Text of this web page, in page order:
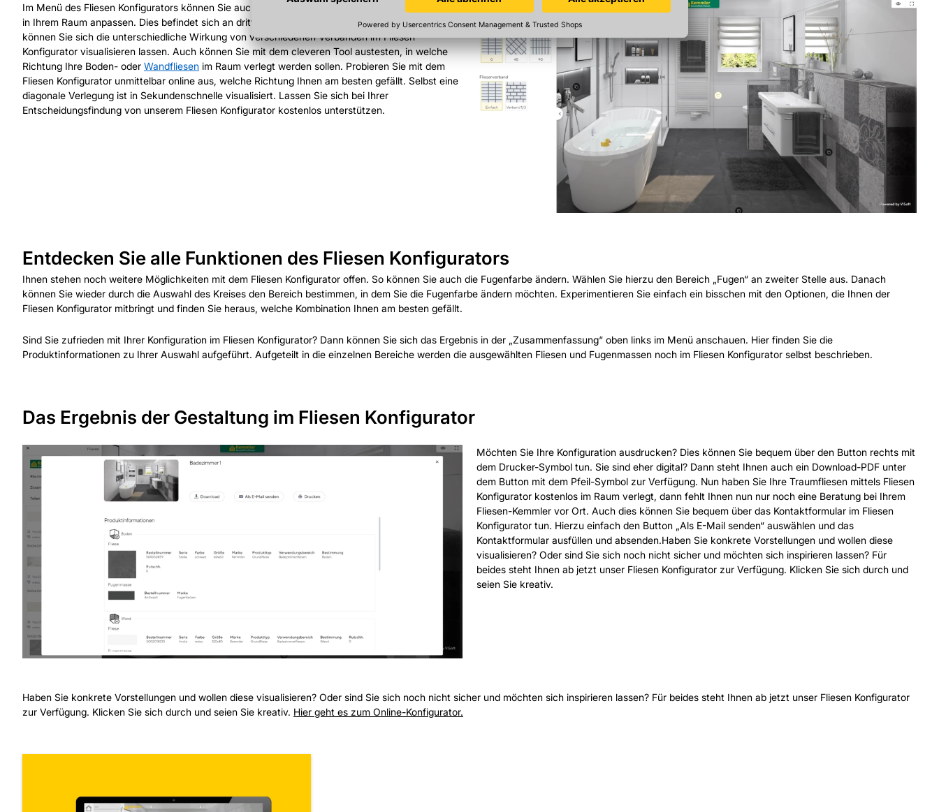
Im Menü des Fliesen Konfigurators können Sie auch den „Verfliesungswinkel und Fliesenverband“
in Ihrem Raum anpassen. Dies befindet sich an dritter Stelle im Bereich „Optionen“. Dadurch
können Sie sich die unterschiedliche Wirkung von verschiedenen Verbänden im Fliesen
Konfigurator visualisieren lassen. Auch können Sie mit dem cleveren Tool austesten, in welche
Richtung Ihre Boden- oder Wandfliesen im Raum verlegt werden sollen. Probieren Sie mit dem
Fliesen Konfigurator unmittelbar online aus, welche Richtung Ihnen am besten gefällt. Selbst eine
diagonale Verlegung ist in Sekundenschnelle visualisiert. Lassen Sie sich bei Ihrer
Entscheidungsfindung von unserem Fliesen Konfigurator kostenlos unterstützen.
Entdecken Sie alle Funktionen des Fliesen Konfigurators
Ihnen stehen noch weitere Möglichkeiten mit dem Fliesen Konfigurator offen. So können Sie auch die Fugenfarbe ändern. Wählen Sie hierzu den Bereich „Fugen“ an zweiter Stelle aus. Danach
können Sie wieder durch die Auswahl des Kreises den Bereich bestimmen, in dem Sie die Fugenfarbe ändern möchten. Experimentieren Sie einfach ein bisschen mit den Optionen, die Ihnen der
Fliesen Konfigurator mitbringt und finden Sie heraus, welche Kombination Ihnen am besten gefällt.
Sind Sie zufrieden mit Ihrer Konfiguration im Fliesen Konfigurator? Dann können Sie sich das Ergebnis in der „Zusammenfassung“ oben links im Menü anschauen. Hier finden Sie die
Produktinformationen zu Ihrer Auswahl aufgeführt. Aufgeteilt in die einzelnen Bereiche werden die ausgewählten Fliesen und Fugenmassen noch im Fliesen Konfigurator selbst beschrieben.
Das Ergebnis der Gestaltung im Fliesen Konfigurator
Möchten Sie Ihre Konfiguration ausdrucken? Dies können Sie bequem über den Button rechts mit
dem Drucker-Symbol tun. Sie sind eher digital? Dann steht Ihnen auch ein Download-PDF unter
dem Button mit dem Pfeil-Symbol zur Verfügung. Nun haben Sie Ihre Traumfliesen mittels Fliesen
Konfigurator kostenlos im Raum verlegt, dann fehlt Ihnen nun nur noch eine Beratung bei Ihrem
Fliesen-Kemmler vor Ort. Auch dies können Sie bequem über das Kontaktformular im Fliesen
Konfigurator tun. Hierzu einfach den Button „Als E-Mail senden“ auswählen und das
Kontaktformular ausfüllen und absenden.Haben Sie konkrete Vorstellungen und wollen diese
visualisieren? Oder sind Sie sich noch nicht sicher und möchten sich inspirieren lassen? Für
beides steht Ihnen ab jetzt unser Fliesen Konfigurator zur Verfügung. Klicken Sie sich durch und
seien Sie kreativ.
Haben Sie konkrete Vorstellungen und wollen diese visualisieren? Oder sind Sie sich noch nicht sicher und möchten sich inspirieren lassen? Für beides steht Ihnen ab jetzt unser Fliesen Konfigurator
zur Verfügung. Klicken Sie sich durch und seien Sie kreativ. Hier geht es zum Online-Konfigurator.